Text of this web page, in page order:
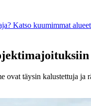
Katso kuumimmat alueet
täysin kalustettuja ja